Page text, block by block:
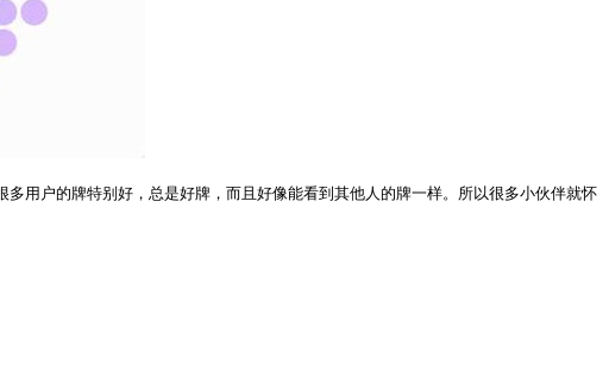
多用户的牌特别好，总是好牌，而且好像能看到其他人的牌一样。所以很多小伙伴就怀